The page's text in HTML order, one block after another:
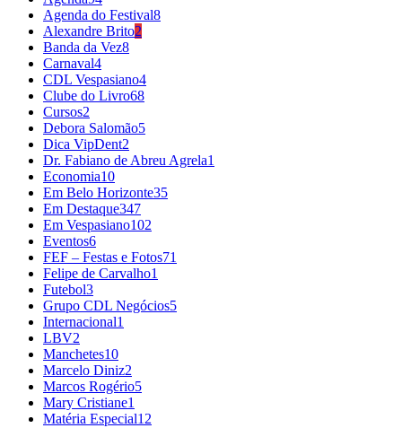
Agenda do Festival8
Alexandre Brito2
Banda da Vez8
Carnaval4
CDL Vespasiano4
Clube do Livro68
Cursos2
Debora Salomão5
Dica VipDent2
Dr. Fabiano de Abreu Agrela1
Economia10
Em Belo Horizonte35
Em Destaque347
Em Vespasiano102
Eventos6
FEF – Festas e Fotos71
Felipe de Carvalho1
Futebol3
Grupo CDL Negócios5
Internacional1
LBV2
Manchetes10
Marcelo Diniz2
Marcos Rogério5
Mary Cristiane1
Matéria Especial12